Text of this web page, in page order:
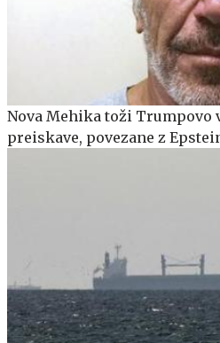
Nova Mehika toži Trumpovo
preiskave, povezane z